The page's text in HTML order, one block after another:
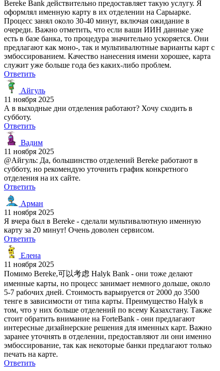
Bereke Bank действительно предоставляет такую услугу. Я
оформлял именную карту в их отделении на Сарыарке.
Процесс занял около 30-40 минут, включая ожидание в
очереди. Важно отметить, что если ваши ИИН данные уже
есть в базе банка, то процедура значительно ускоряется. Они
предлагают как моно-, так и мультивалютные варианты карт с
эмбоссированием. Качество нанесения имени хорошее, карта
служит уже больше года без каких-либо проблем.
Ответить
Айгуль
11 ноября 2025
А в выходные дни отделения работают? Хочу сходить в
субботу.
Ответить
Вадим
11 ноября 2025
@Айгуль: Да, большинство отделений Bereke работают в
субботу, но рекомендую уточнить график конкретного
отделения на их сайте.
Ответить
Арман
11 ноября 2025
Я вчера был в Bereke - сделали мультивалютную именную
карту за 20 минут! Очень доволен сервисом.
Ответить
Елена
11 ноября 2025
Помимо Bereke,可以考虑 Halyk Bank - они тоже делают
именные карты, но процесс занимает немного дольше, около
5-7 рабочих дней. Стоимость варьируется от 2000 до 3500
тенге в зависимости от типа карты. Преимущество Halyk в
том, что у них больше отделений по всему Казахстану. Также
стоит обратить внимание на ForteBank - они предлагают
интересные дизайнерские решения для именных карт. Важно
заранее уточнять в отделении, предоставляют ли они именно
эмбоссирование, так как некоторые банки предлагают только
печать на карте.
Ответить